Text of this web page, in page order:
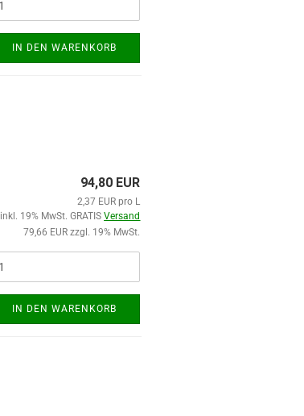
IN DEN WARENKORB
94,80 EUR
2,37 EUR pro L
inkl. 19% MwSt. GRATISVersand
79,66 EUR zzgl. 19% MwSt.
IN DEN WARENKORB